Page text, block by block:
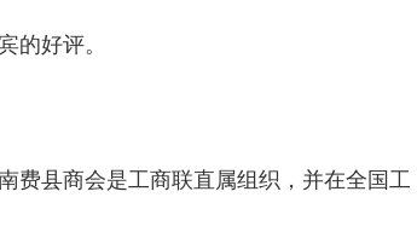
的好评。
费县商会是工商联直属组织，并在全国工